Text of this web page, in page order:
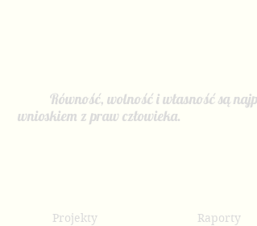
Równość, wolność i własność są
wnioskiem z praw człowieka.
Projekty Raporty